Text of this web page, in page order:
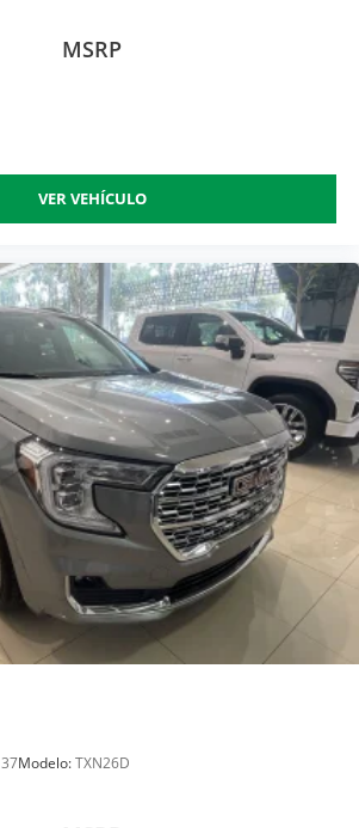
MSRP
VER VEHÍCULO
37Modelo:TXN26D